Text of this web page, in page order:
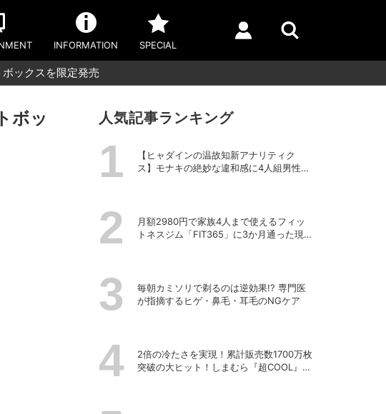
INFORMATION SPECIAL
ックスを限定発売
ボッ
人気記事ランキング
【ヒャダインの温故知新アナリティク
ス】モナキの絶妙な違和感に4人組男性グ
月額2980円で家族4人まで使えるフィッ
トネスジム「FIT365」に3か月通った現在
毎朝カミソリで剃るのは逆効果!? 専門医
が指摘するヒゲ・鼻毛・耳毛のNGケア
2倍の冷たさを実現！累計販売数1700万枚
突破の大ヒット！しまむら『超COOL』シ